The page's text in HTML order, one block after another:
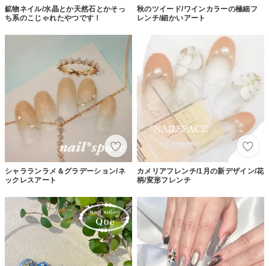
鉱物ネイル/水晶とか天然石とかそっ
ち系のこじゃれたやつです！
秋のツイード/ワインカラーの極細フ
レンチ/細かいアート
シャラランラメ＆グラデーション/ネ
ックレスアート
カメリアフレンチ/1月の新デザイン/花
柄/変形フレンチ